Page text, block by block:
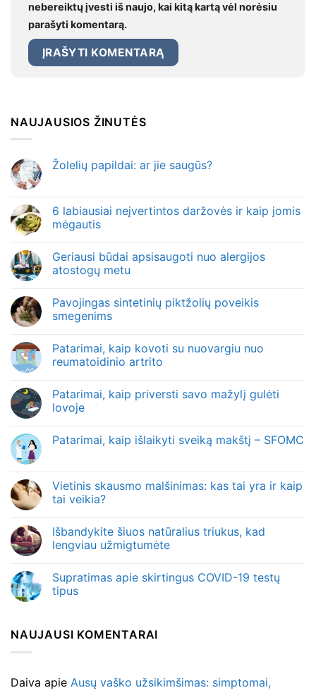
nebereiktų įvesti iš naujo, kai kitą kartą vėl norėsiu
parašyti komentarą.
NAUJAUSIOS ŽINUTĖS
Žolelių papildai: ar jie saugūs?
6 labiausiai neįvertintos daržovės ir kaip jomis
mėgautis
Geriausi būdai apsisaugoti nuo alergijos
atostogų metu
Pavojingas sintetinių piktžolių poveikis
smegenims
Patarimai, kaip kovoti su nuovargiu nuo
reumatoidinio artrito
Patarimai, kaip priversti savo mažylį gulėti
lovoje
Patarimai, kaip išlaikyti sveiką makštį – SFOMC
Vietinis skausmo malšinimas: kas tai yra ir kaip
tai veikia?
Išbandykite šiuos natūralius triukus, kad
lengviau užmigtumėte
Supratimas apie skirtingus COVID-19 testų
tipus
NAUJAUSI KOMENTARAI
Daiva apie Ausų vaško užsikimšimas: simptomai,